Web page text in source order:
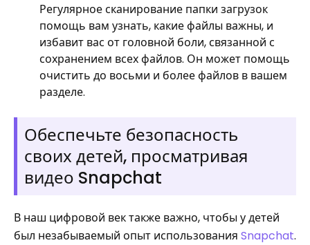
Регулярное сканирование папки загрузок
помощь вам узнать, какие файлы важны, и
избавит вас от головной боли, связанной с
сохранением всех файлов. Он может помощь
очистить до восьми и более файлов в вашем
разделе.
Обеспечьте безопасность
своих детей, просматривая
видео Snapchat
В наш цифровой век также важно, чтобы у детей
был незабываемый опыт использования Snapchat.